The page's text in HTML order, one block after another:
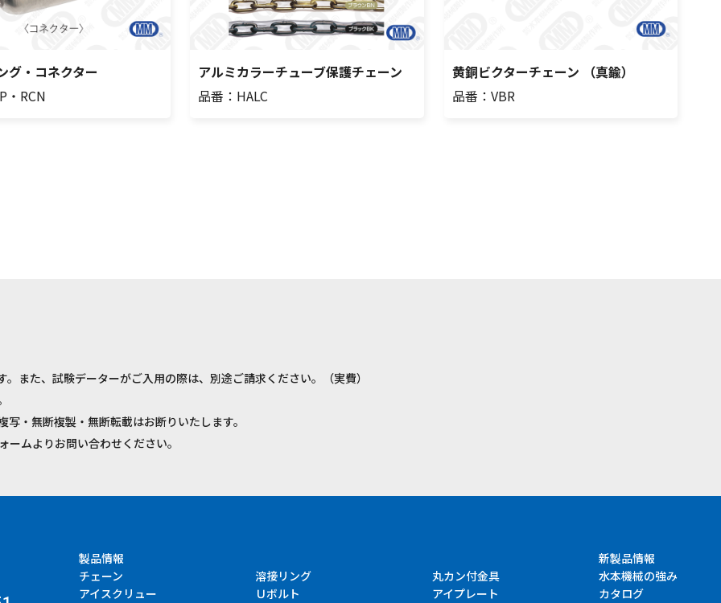
グ・コネクター
・RCN
アルミカラーチューブ保護チェーン
品番：HALC
黄銅ビクターチェーン （真鍮）
品番：VBR
また、試験データーがご入用の際は、別途ご請求ください。（実費）
・無断複製・無断転載はお断りいたします。
ムよりお問い合わせください。
製品情報
チェーン
溶接リング
丸カン付金具
アイスクリュー
Ｕボルト アイプレート
新製品情報
水本機械の強み
カタログ